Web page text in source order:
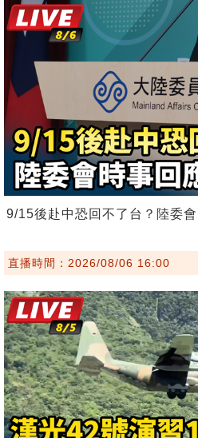
9/15後赴中恐回不了台？陸委
直播時間：2026/08/06 16:00